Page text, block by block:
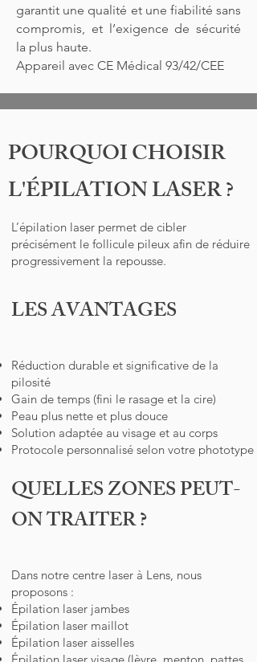
garantit une qualité et une fiabilité sans
compromis, et l’exigence de sécurité
la plus haute.
Appareil avec CE Médical 93/42/CEE
POURQUOI CHOISIR
L'ÉPILATION LASER ?
L’épilation laser permet de cibler
précisément le follicule pileux afin de réduire
progressivement la repousse.
LES AVANTAGES
Réduction durable et significative de la
pilosité
Gain de temps (fini le rasage et la cire)
Peau plus nette et plus douce
Solution adaptée au visage et au corps
Protocole personnalisé selon votre phototype
QUELLES ZONES PEUT-
ON TRAITER ?
Dans notre centre laser à Lens, nous
proposons :
Épilation laser jambes
Épilation laser maillot
Épilation laser aisselles